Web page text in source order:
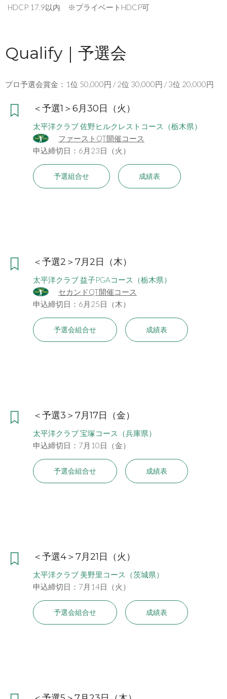
HDCP 17.9以内 ※プライベートHDCP可
Qualify｜予選会
プロ予選会賞金：1位 50,000円 / 2位 30,000円 / 3位 20,000円
＜予選1＞6月30日（火）
太平洋クラブ 佐野ヒルクレストコース（栃木県）
ファーストQT開催コース
申込締切日：6月23日（火）
予選組合せ 成績表
＜予選2＞7月2日（木）
太平洋クラブ 益子PGAコース（栃木県）
セカンドQT開催コース
申込締切日：6月25日（木）
予選会組合せ 成績表
＜予選3＞7月17日（金）
太平洋クラブ 宝塚コース（兵庫県）
申込締切日：7月10日（金）
予選会組合せ 成績表
＜予選4＞7月21日（火）
太平洋クラブ 美野里コース（茨城県）
申込締切日：7月14日（火）
予選会組合せ 成績表